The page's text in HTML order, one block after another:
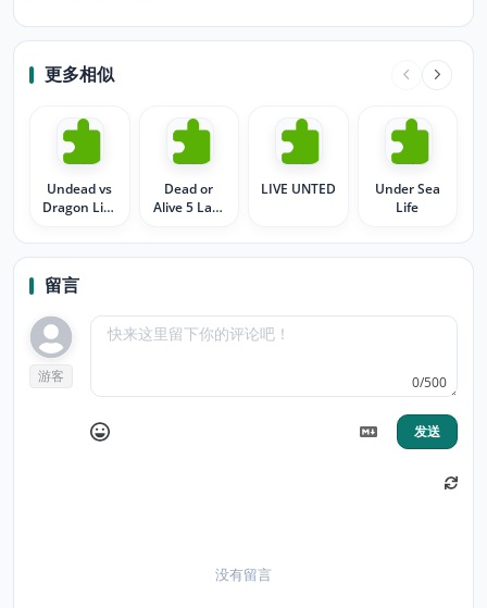
更多相似
Undead vs
Dragon Live
Windows 10
Dead or
Alive 5 Last
Theme
LIVE UNTED
Under Sea
Life
留言
游客 0/500
发送
没有留言